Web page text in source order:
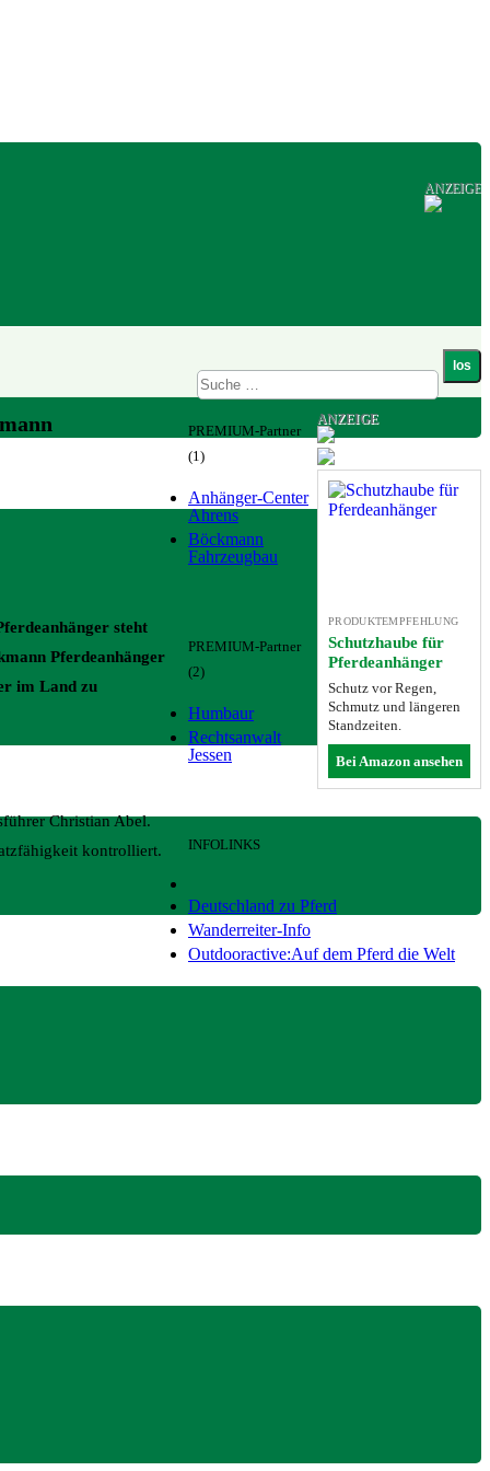
ANZEIGE
steht
Pferdeanhänger
im Land zu
Christian Abel.
kontrolliert.
ANZEIGE
PRODUKTEMPFEHLUNG
Schutzhaube für
Pferdeanhänger
Schutz vor Regen,
Schmutz und längeren
Standzeiten.
Bei Amazon ansehen
PREMIUM-Partner
(1)
Anhänger-Center
Ahrens
Böckmann
Fahrzeugbau
PREMIUM-Partner
(2)
Humbaur
Rechtsanwalt
Jessen
INFOLINKS
Deutschland zu Pferd
Wanderreiter-Info
Outdooractive:Auf dem Pferd die Welt